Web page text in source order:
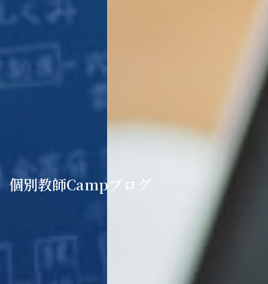
個別教師Campブログ